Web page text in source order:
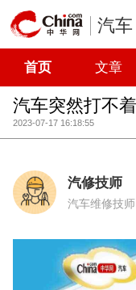
汽车
首页 文章
汽车突然打不
2023-07-17 16:18:55
汽修技师
汽车维修技师